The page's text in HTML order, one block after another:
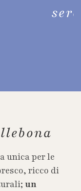
unica per le
ricco di
un